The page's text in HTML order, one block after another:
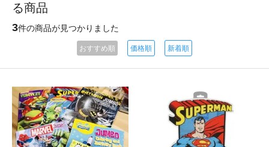
る商品
3件の商品が見つかりました
おすすめ順 価格順 新着順